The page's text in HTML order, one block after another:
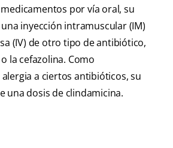
por vía oral, su
inyección intramuscular (IM)
(IV) de otro tipo de antibiótico,
la cefazolina. Como
a ciertos antibióticos, su
una dosis de clindamicina.